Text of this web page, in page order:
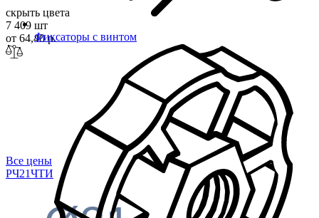
Фиксаторы с винтом
скрыть цвета
7 409 шт
от 64,40 р.
Все цены
РЧ21ЧТИ